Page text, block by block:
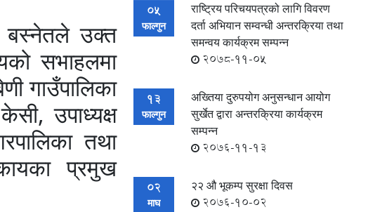
बस्नेतले उक्त
सभाहलमा
गाउँपालिका
उपाध्यक्ष
तथा
प्रमुख
05
फाल्गुन
राष्ट्रिय परिचयपत्रको लागि विवरण
दर्ता अभियान सम्वन्धी अन्तरक्रिया तथा
समन्वय कार्यक्रम सम्पन्न
2078-11-05
13
फाल्गुन
अख्तिया दुरुपयोग अनुसन्धान आयोग
सुर्खेत द्वारा अन्तरक्रिया कार्यक्रम
सम्पन्न
2076-11-13
02
माघ
२२ औ भूकम्प सुरक्षा दिवस
2076-10-02